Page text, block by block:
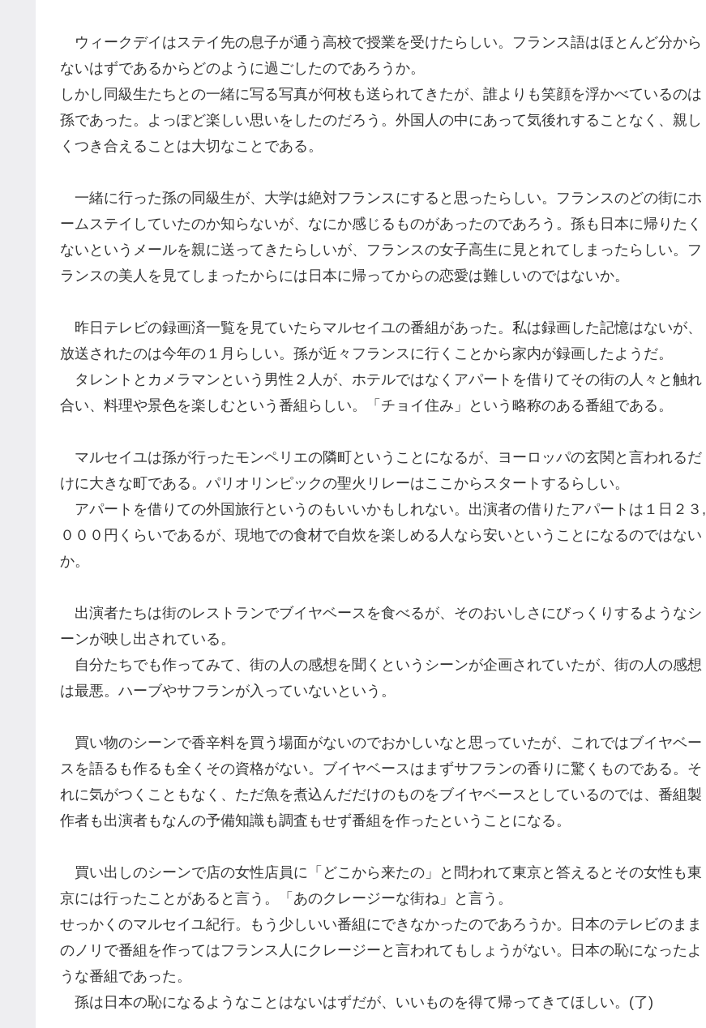
ウィークデイはステイ先の息子が通う高校で授業を受けたらしい。フランス語はほとんど分から
ないはずであるからどのように過ごしたのであろうか。
しかし同級生たちとの一緒に写る写真が何枚も送られてきたが、誰よりも笑顔を浮かべているのは
孫であった。よっぽど楽しい思いをしたのだろう。外国人の中にあって気後れすることなく 、 親し
く つき合えることは大切なことである。
一緒に行った孫の同級生が、大学は絶対フランスにすると 思ったら しい。 フランスのどの街にホ
ームステイしていたのか知らないが、なにか感じるものがあったのであろう。孫も日本に帰りたく
ないというメールを親に送ってきたらしいが、フランスの女子高生に見とれてしまったらしい。フ
ランスの美人を見てしまったからには日本に帰ってからの恋愛は難しいのではないか。
昨日テレビの録画済一覧を見ていたらマルセイユの番組があった。私は録画した記憶はないが、
放送されたのは今年の１月らしい。孫が近々フランスに行くことから家内が録画した ようだ。
タレントとカメラマンという男性２人が、ホテルではなくアパートを借りてその街の人々と触れ
合い、料理や景色を楽しむという番組らしい。「チョイ住み」という略称のある番組である。
マルセイユは孫が行ったモンペリエの隣町ということになるが、ヨーロッパの玄関と言われるだ
けに大きな町である。 パリオリンピックの聖火 リレーはここからスタートするらしい。
アパートを借りての外国旅行というのもいいかもしれない。出演者の借りたアパートは１日２３ ,
０００ 円 くらいであるが、 現地での食材で自炊を楽しめる人なら安い ということになるのではない
か。
出演者たちは街のレストランでブイヤベースを食べるが、そのおいしさにびっくりするようなシ
ーンが映し出されている。
自分たちでも作ってみて、街の人の感想を聞くという シーンが企画されていたが、街の人の感想
は最悪。ハーブやサフランが入っていないという。
買い物のシーンで香辛料を買う場面がないのでおかしいなと思っていたが、これではブイヤベー
スを語るも作るも全く その資格がない。ブイヤベースは まずサフランの香りに驚くものである。 そ
れに気がつくこともなく 、 ただ魚を煮込んだだけのものをブイヤベースとしているのでは、 番組 製
作者も 出演者も なんの予備知識も調査もせず番組を作った という ことになる。
買い出しのシーンで店の女性店員に 「 どこから来たの 」 と問われて東京と答えると その女性も東
京には行ったことがあると言う。「あのクレージーな街ね」と 言う 。
せっかくのマルセイユ紀行。もう少しいい番組にできなかったのであろうか。日本のテレビのまま
のノリで番組を作ってはフランス人にクレージーと言われてもしょうがない。 日本の恥になったよ
うな番組 であった。
孫は日本の恥になるようなことはないはずだが、いいものを得て帰ってきてほしい。 (了)